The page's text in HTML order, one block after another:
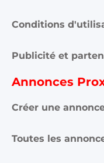
Conditions
Publicité et
Annonces
Créer une
Toutes les